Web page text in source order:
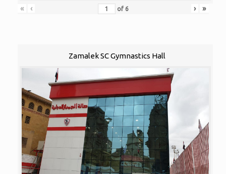
« ‹ of 6 › »
Zamalek SC Gymnastics Hall